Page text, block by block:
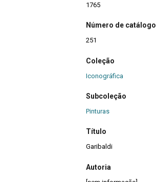
1765
Número de catálogo
251
Coleção
Iconográfica
Subcoleção
Pinturas
Título
Garibaldi
Autoria